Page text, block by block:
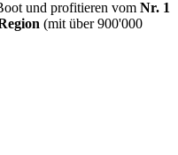
und profitieren vom Nr. 1
(mit über 900'000